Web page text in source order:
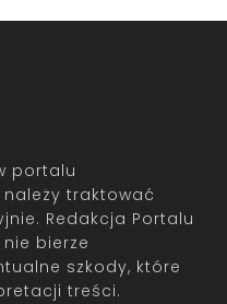
portalu
traktować
Redakcja Portalu
bierze
szkody, które
treści.